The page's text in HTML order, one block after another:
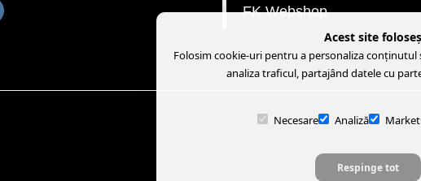
FK Webshop
Acest site
Folosim cookie-uri pentru a personaliza
analiza traficul, partajând datele cu
Necesare Analiză
Respinge tot